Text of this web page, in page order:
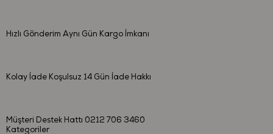
olunuz.
Çözücü ve benzeri maddeleri kesinlikle kullanmayınız.
Hızlı Gönderim Aynı Gün Kargo İmkanı
Kolay İade Koşulsuz 14 Gün İade Hakkı
Müşteri Destek Hattı 0212 706 3460
Kategoriler